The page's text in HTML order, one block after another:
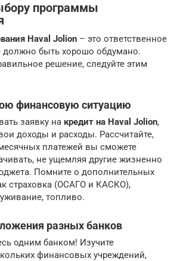
программы
Haval Jolion – это ответственное
должно быть хорошо обдумано.
решение, следуйте этим
финансовую ситуацию
заявку на кредит на Haval Jolion,
доходы и расходы. Рассчитайте,
платежей вы сможете
не ущемляя другие жизненно
Помните о дополнительных
страховка (ОСАГО и КАСКО),
топливо.
разных банков
одним банком! Изучите
финансовых учреждений,